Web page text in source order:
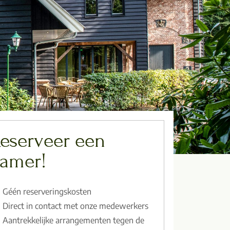
een
Géén reserveringskosten
Direct in contact met onze medewerkers
Aantrekkelijke arrangementen tegen de